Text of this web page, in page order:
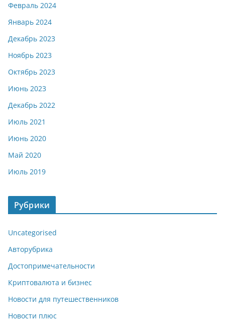
Февраль 2024
Январь 2024
Декабрь 2023
Ноябрь 2023
Октябрь 2023
Июнь 2023
Декабрь 2022
Июль 2021
Июнь 2020
Май 2020
Июль 2019
Рубрики
Uncategorised
Авторубрика
Достопримечательности
Криптовалюта и бизнес
Новости для путешественников
Новости плюс